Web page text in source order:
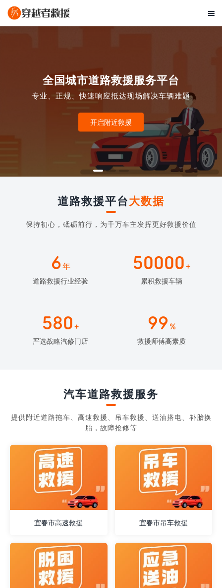

全国城市道路救援服务平台
专业、正规、快速响应抵达现场解决车辆难题
开启附近救援
道路救援平台大数据
保持初心，砥砺前行，为千万车主发挥更好救援价值
6年
道路救援行业经验
50000 +
累积救援车辆
580 +
严选战略汽修门店
99 %
救援师傅高素质
汽车道路救援服务
提供附近道路拖车、高速救援、吊车救援、送油搭电、补胎换
胎，故障抢修等
宜春市高速救援 宜春市吊车救援